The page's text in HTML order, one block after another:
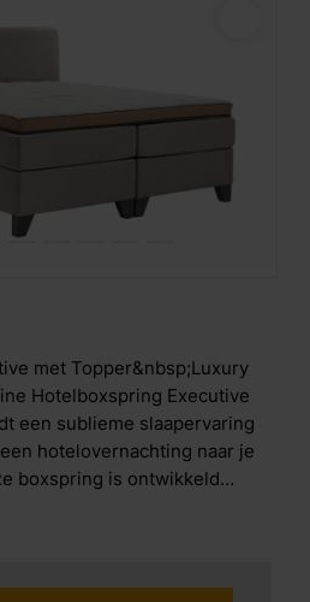
met Topper&nbsp;Luxury
Hotelboxspring Executive
een sublieme slaapervaring
hotelovernachting naar je
boxspring is ontwikkeld
en combineert
met een
met zachte, afgeronde